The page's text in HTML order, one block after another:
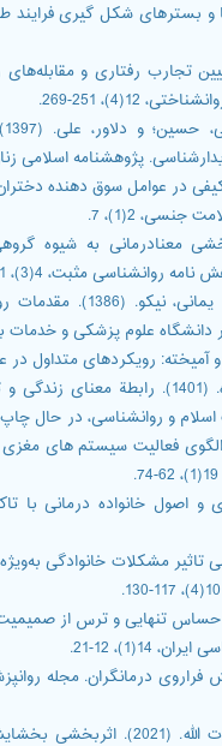
(1398). مطالعه‌ی زمینه ها و بسترهای
حسن، گلپاشا، الهه؛ و باهنر، فهمیه. (1400). تبیین
251-269.
پژوهشنامه اسلامی زنان‌ و‌
و مهاجر بعد، زهرا. (1399). کاوشی کیفی در
2(1)، 7.
احمدی، سرور؛ و حمیدی، امید. (1397). اثربخشی
مثبت، 4(3)، 71-86.
انصاری، مریم؛ یارمحمدیان،
دانشگاه علوم پزشکی و خدمات
باقرزاده، خدیجه‌سادات؛ احمدی، خدابخش، و
و روانشناسی، در حال
و دشتی، مریم. (1396). مقایسه ی الگوی
و عابدینی، یاسمن. (1394). نظریه¬های و اصول
آل‌آقا، ‌نيکي؛ و باقري‌پياز‌آبادي، زهرا. (1401). بررسی
جعفر. (1398). ناگویی هیجانی، احساس
12-21.
وفایی زناشویی: چالش فراروی درمانگران.
صفرپور، ملیحه؛ بخشی پور جویباری، باب